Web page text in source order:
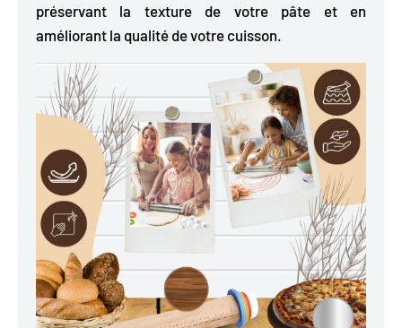
préservant la texture de votre pâte et en
améliorant la qualité de votre cuisson.